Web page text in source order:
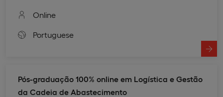
Online
Portuguese
Pós-graduação 100% online em Logística e Gestão
da Cadeia de Abastecimento